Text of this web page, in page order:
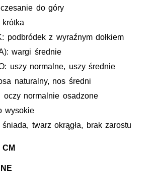
do góry
podbródek z wyraźnym dołkiem
wargi średnie
uszy normalne, uszy średnie
naturalny, nos średni
oczy normalnie osadzone
wysokie
twarz okrągła, brak zarostu
CM